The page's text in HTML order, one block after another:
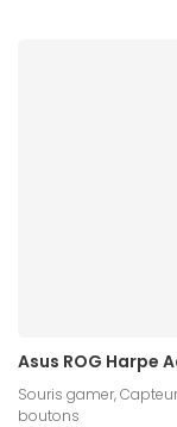
Asus ROG Harpe
Souris gamer,
boutons